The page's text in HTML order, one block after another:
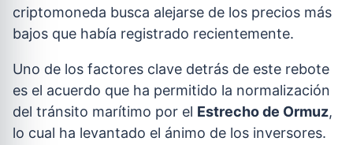
criptomoneda busca alejarse de los precios más
bajos que había registrado recientemente.
Uno de los factores clave detrás de este rebote
es el acuerdo que ha permitido la normalización
del tránsito marítimo por el Estrecho de Ormuz,
lo cual ha levantado el ánimo de los inversores.